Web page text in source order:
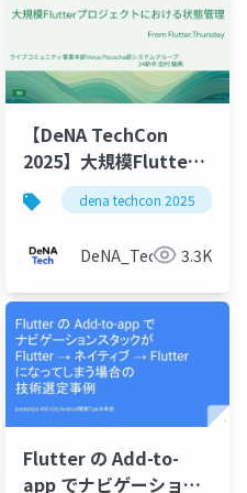
【DeNA TechCon
2025】大規模Flutter
プロジェクトにおける
状態管理
dena techcon 2025
DeNA_Tech 3.3K
Flutter の Add-to-
app でナビゲーション